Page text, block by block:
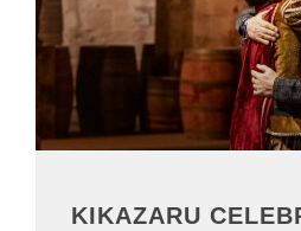
KIKAZARU